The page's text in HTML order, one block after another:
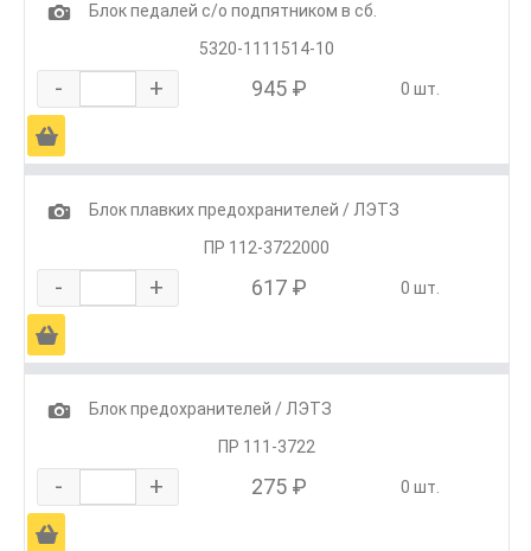
1
Блок педалей с/о подпятником в сб.
5320-1111514-10
- + 945 ₽ 0 шт.
Ä
1
Блок плавких предохранителей / ЛЭТЗ
ПР 112-3722000
- + 617 ₽ 0 шт.
Ä
1
Блок предохранителей / ЛЭТЗ
ПР 111-3722
- + 275 ₽ 0 шт.
Ä